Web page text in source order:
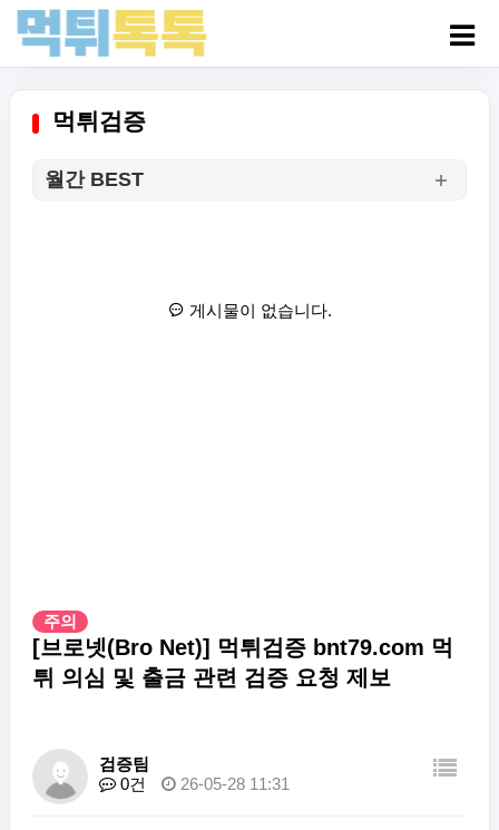
먹튀검증
월간 BEST
게시물이 없습니다.
주의
[브로넷(Bro Net)] 먹튀검증 bnt79.com 먹
튀 의심 및 출금 관련 검증 요청 제보
검증팀
0건
26-05-28 11:31